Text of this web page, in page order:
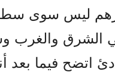
ليس سوى
الشرق والغرب
اتضح فيما